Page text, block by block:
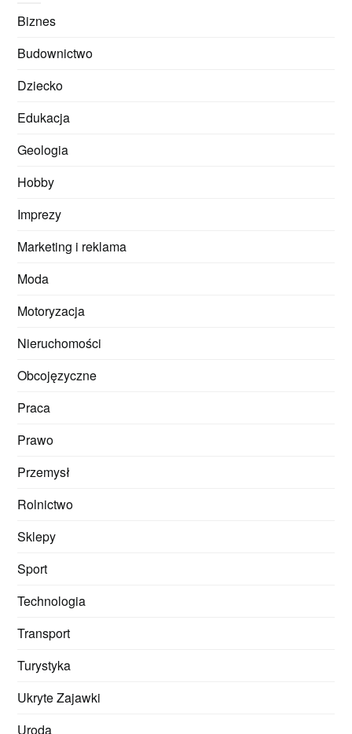
Biznes
Budownictwo
Dziecko
Edukacja
Geologia
Hobby
Imprezy
Marketing i reklama
Moda
Motoryzacja
Nieruchomości
Obcojęzyczne
Praca
Prawo
Przemysł
Rolnictwo
Sklepy
Sport
Technologia
Transport
Turystyka
Ukryte Zajawki
Uroda